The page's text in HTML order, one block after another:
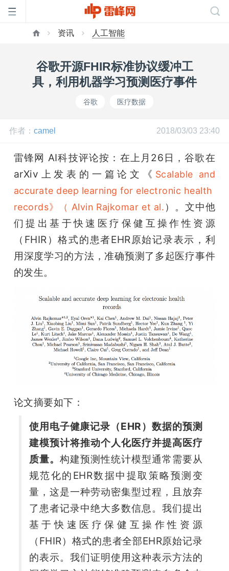
页
开
课
动
专
题
爱
搞
机
资讯 人工智能
谷歌开源FHIR标准协议缓冲工
具，利用机器学习预测医疗事件
谷歌 医疗数据
作者： camel 2018/03/03 23:40
雷锋网 AI科技评论按：在上月26日，谷歌在
arXiv上发表的一篇论文《 Scalable and
accurate deep learning for electronic health
records》（ Alvin Rajkomar et al. ）。文中他
们提出基于快速医疗保健互操作性资源
（FHIR）格式的患者EHR原始记录表示，利
用深度学习的方法，准确预测了多起医疗事件
的发生。
论文摘要如下：
使用电子健康记录（EHR）数据的预测
建模预计将推动个人化医疗并提高医疗
质量。 构建预测性统计模型通常需要从
规范化的EHR数据中提取策略预测变
量，这是一种劳动密集型过程，且放弃
了患者记录中绝大多数信息。我们提出
基于快速医疗保健互操作性资源
（FHIR）格式的患者全部EHR原始记录
的表示。我们证明使用这种表示方法的